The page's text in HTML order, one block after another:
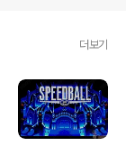
더보기